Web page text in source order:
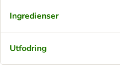
Ingredienser
Utfodring